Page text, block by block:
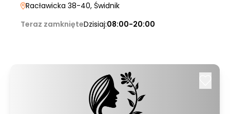
Racławicka 38-40, Świdnik
Teraz zamknięteDzisiaj:08:00-20:00